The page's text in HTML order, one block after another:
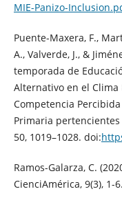
MIE-Panizo-
Puente-Maxera, F.,
A., Valverde, J., &
temporada de
Alternativo en el Clima
Competencia
Primaria
50, 1019–1028. doi:
Ramos-Galarza, C.
CienciAmérica, 9(3), 1-